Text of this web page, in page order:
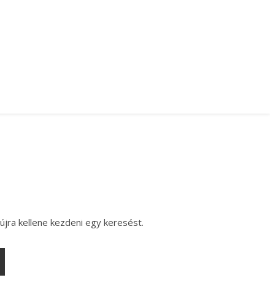
kellene kezdeni egy keresést.